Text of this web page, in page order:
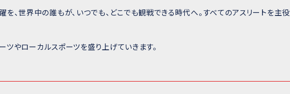
、世界中の誰もが、いつでも、どこでも観戦できる時代へ。すべてのアスリートを主役
やローカルスポーツを盛り上げていきます。